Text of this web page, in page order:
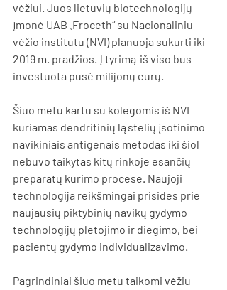
vėžiui. Juos lietuvių biotechnologijų
įmonė UAB „Froceth“ su Nacionaliniu
vėžio institutu (NVI) planuoja sukurti iki
2019 m. pradžios. Į tyrimą iš viso bus
investuota pusė milijonų eurų.
Šiuo metu kartu su kolegomis iš NVI
kuriamas dendritinių ląstelių įsotinimo
navikiniais antigenais metodas iki šiol
nebuvo taikytas kitų rinkoje esančių
preparatų kūrimo procese. Naujoji
technologija reikšmingai prisidės prie
naujausių piktybinių navikų gydymo
technologijų plėtojimo ir diegimo, bei
pacientų gydymo individualizavimo.
Pagrindiniai šiuo metu taikomi vėžiu